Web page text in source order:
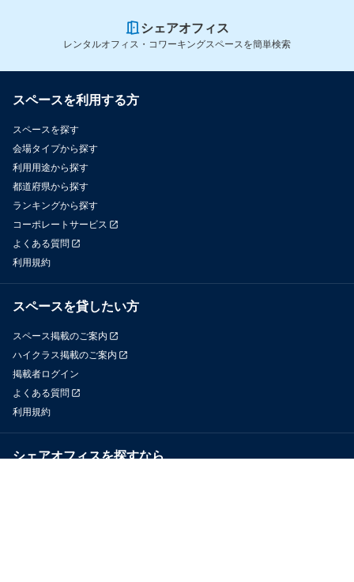
シェアオフィス
レンタルオフィス・コワーキングスペースを簡単検索
スペースを利用する方
スペースを探す
会場タイプから探す
利用用途から探す
都道府県から探す
ランキングから探す
コーポレートサービス
よくある質問
利用規約
スペースを貸したい方
スペース掲載のご案内
ハイクラス掲載のご案内
掲載者ログイン
よくある質問
利用規約
シェアオフィスを探すなら